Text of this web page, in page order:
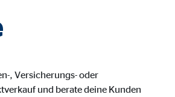
, Versicherungs- oder
und berate deine Kunden